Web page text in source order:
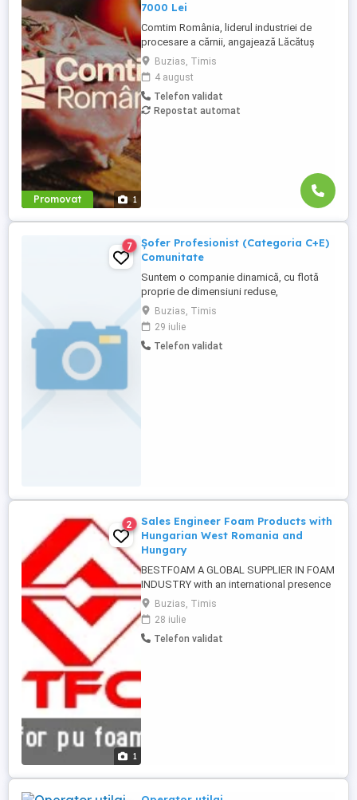
Promovat 1
7000 Lei
Comtim România, liderul industriei de
procesare a cărnii, angajează Lăcătuș
mecanic - Electrician - Electromecanic
pentru divizia Ferme. Cerințe: Studii medii,
calificare în domeniu; Experiență în
domeniu minim 1 an constituie un avantaj.
Responsabilități: Execută lucrări de
Buzias, Timis
4 august
Telefon validat
Repostat automat
7
Șofer Profesionist (Categoria C+E)
Comunitate
Suntem o companie dinamică, cu flotă
proprie de dimensiuni reduse,
specializată în gestionarea transporturilor
pentru clienți direcți și parteneri din
întreaga Europă. Punem accent pe
eficiență, profesionalism și relații solide
Buzias, Timis
29 iulie
Telefon validat
1
2
Sales Engineer Foam Products with
Hungarian West Romania and
Hungary
BESTFOAM A GLOBAL SUPPLIER IN FOAM
INDUSTRY with an international presence
in 65 countries, supplying foam products,
band knives, equipment for mattresses
and sofas, chemical products.
RESPONSIBILITIES Good knowledge of
Buzias, Timis
28 iulie
Telefon validat